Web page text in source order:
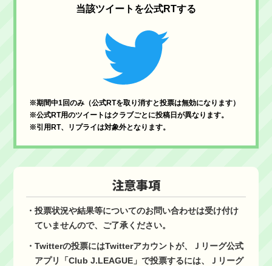
当該ツイートを公式RTする
※期間中1回のみ（公式RTを取り消すと投票は無効になります）
※公式RT用のツイートはクラブごとに投稿日が異なります。
※引用RT、リプライは対象外となります。
注意事項
・投票状況や結果等についてのお問い合わせは受け付け
ていませんので、ご了承ください。
・Twitterの投票にはTwitterアカウントが、Ｊリーグ公式
アプリ「Club J.LEAGUE」で投票するには、Ｊリーグ